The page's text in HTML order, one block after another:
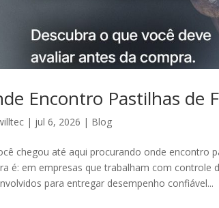
Encontro Pastilhas de
| jul 6, 2026 | Blog
chegou até aqui procurando onde encontro
é: em empresas que trabalham com
para entregar desempenho confiável...